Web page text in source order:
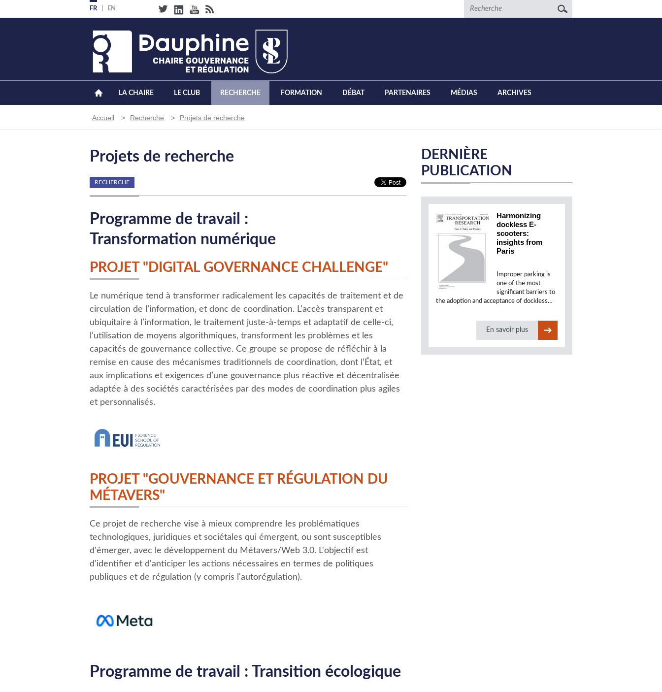
au
FR EN Recherche
LA CHAIRE LE CLUB RECHERCHE FORMATION DÉBAT PARTENAIRES MÉDIAS ARCHIVES
Fil
d'Ariane
Accueil Recherche Projets de recherche
Projets de recherche
RECHERCHE
Programme de travail :
Transformation numérique
PROJET "DIGITAL GOVERNANCE CHALLENGE"
Le numérique tend à transformer radicalement les capacités de traitement et de
circulation de l’information, et donc de coordination. L’accès transparent et
ubiquitaire à l’information, le traitement juste-à-temps et adaptatif de celle-ci,
l’utilisation de moyens algorithmiques, transforment les problèmes et les
capacités de gouvernance collective. Ce groupe se propose de réfléchir à la
remise en cause des mécanismes traditionnels de coordination, dont l’État, et
aux implications et exigences d’une gouvernance plus réactive et décentralisée
adaptée à des sociétés caractérisées par des modes de coordination plus agiles
et personnalisés.
PROJET "GOUVERNANCE ET RÉGULATION DU
MÉTAVERS"
Ce projet de recherche vise à mieux comprendre les problématiques
technologiques, juridiques et sociétales qui émergent, ou sont susceptibles
d'émerger, avec le développement du Métavers/Web 3.0. L'objectif est
d'identifier et d'anticiper les actions nécessaires en termes de politiques
publiques et de régulation (y compris l'autorégulation).
Programme de travail : Transition écologique
DERNIÈRE
PUBLICATION
Harmonizing
dockless E-
scooters:
insights from
Paris
Improper parking is
one of the most
significant barriers to
the adoption and acceptance of dockless…
En savoir plus